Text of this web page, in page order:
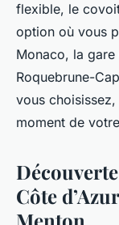
flexible, le
option où vous
Monaco, la
Roquebrune-
vous
moment de
Côte